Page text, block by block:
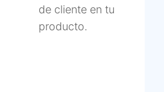
de cliente en tu
producto.